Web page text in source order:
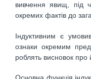
вивчення явищ, під
окремих фактів до
Індуктивним є
ознаки окремим
роблять висновок про